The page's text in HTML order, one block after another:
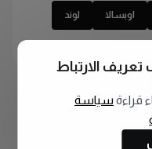
اوبسالا لوند
الارتباط
قراءة سياسة